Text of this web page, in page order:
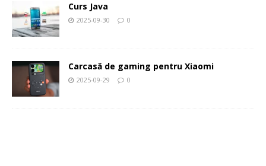
Curs Java
2025-09-30 0
Carcasă de gaming pentru Xiaomi
2025-09-29 0